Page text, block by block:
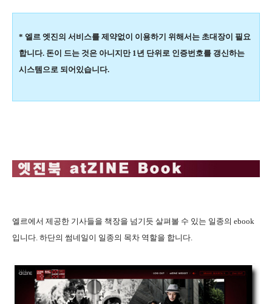
* 엘르 엣진의 서비스를 제약없이 이용하기 위해서는 초대장이 필요
합니다. 돈이 드는 것은 아니지만 1년 단위로 인증번호를 갱신하는
시스템으로 되어있습니다.
엘르에서 제공한 기사들을 책장을 넘기듯 살펴볼 수 있는 일종의 ebook
입니다. 하단의 썸네일이 일종의 목차 역할을 합니다.